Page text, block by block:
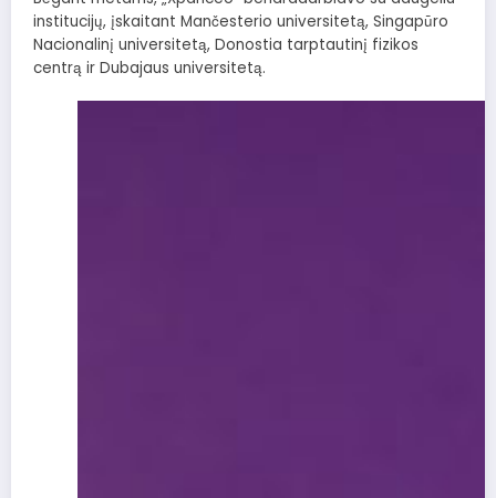
institucijų, įskaitant Mančesterio universitetą, Singapūro
Nacionalinį universitetą, Donostia tarptautinį fizikos
centrą ir Dubajaus universitetą.